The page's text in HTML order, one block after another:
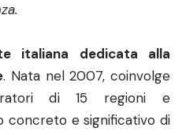
italiana dedicata alla
. Nata nel 2007, coinvolge
di 15 regioni e
concreto e significativo di